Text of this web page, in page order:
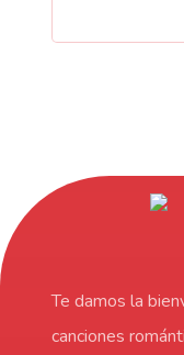
Te damos la
canciones